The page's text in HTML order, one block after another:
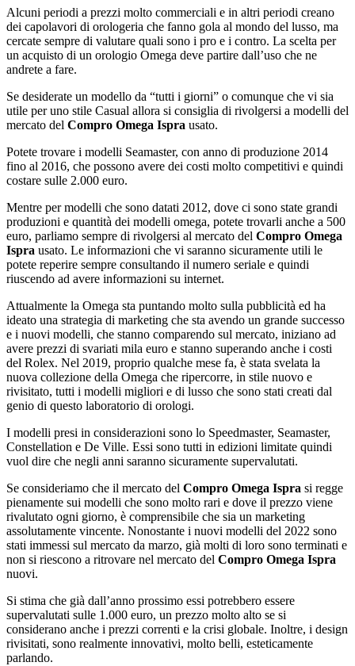
Alcuni periodi a prezzi molto commerciali e in altri periodi creano
dei capolavori di orologeria che fanno gola al mondo del lusso, ma
cercate sempre di valutare quali sono i pro e i contro. La scelta per
un acquisto di un orologio Omega deve partire dall’uso che ne
andrete a fare.
Se desiderate un modello da “tutti i giorni” o comunque che vi sia
utile per uno stile Casual allora si consiglia di rivolgersi a modelli del
mercato del Compro Omega Ispra usato.
Potete trovare i modelli Seamaster, con anno di produzione 2014
fino al 2016, che possono avere dei costi molto competitivi e quindi
costare sulle 2.000 euro.
Mentre per modelli che sono datati 2012, dove ci sono state grandi
produzioni e quantità dei modelli omega, potete trovarli anche a 500
euro, parliamo sempre di rivolgersi al mercato del Compro Omega
Ispra usato. Le informazioni che vi saranno sicuramente utili le
potete reperire sempre consultando il numero seriale e quindi
riuscendo ad avere informazioni su internet.
Attualmente la Omega sta puntando molto sulla pubblicità ed ha
ideato una strategia di marketing che sta avendo un grande successo
e i nuovi modelli, che stanno comparendo sul mercato, iniziano ad
avere prezzi di svariati mila euro e stanno superando anche i costi
del Rolex. Nel 2019, proprio qualche mese fa, è stata svelata la
nuova collezione della Omega che ripercorre, in stile nuovo e
rivisitato, tutti i modelli migliori e di lusso che sono stati creati dal
genio di questo laboratorio di orologi.
I modelli presi in considerazioni sono lo Speedmaster, Seamaster,
Constellation e De Ville. Essi sono tutti in edizioni limitate quindi
vuol dire che negli anni saranno sicuramente supervalutati.
Se consideriamo che il mercato del Compro Omega Ispra si regge
pienamente sui modelli che sono molto rari e dove il prezzo viene
rivalutato ogni giorno, è comprensibile che sia un marketing
assolutamente vincente. Nonostante i nuovi modelli del 2022 sono
stati immessi sul mercato da marzo, già molti di loro sono terminati e
non si riescono a ritrovare nel mercato del Compro Omega Ispra
nuovi.
Si stima che già dall’anno prossimo essi potrebbero essere
supervalutati sulle 1.000 euro, un prezzo molto alto se si
considerano anche i prezzi correnti e la crisi globale. Inoltre, i design
rivisitati, sono realmente innovativi, molto belli, esteticamente
parlando.